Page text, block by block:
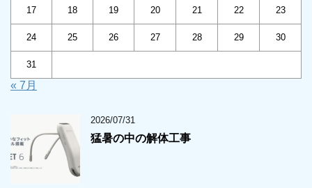
17 18 19 20 21 22 23
24 25 26 27 28 29 30
31
« 7月
2026/07/31
猛暑の中の解体工事